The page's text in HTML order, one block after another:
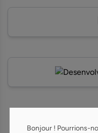
Bonjour ! Pourrions-